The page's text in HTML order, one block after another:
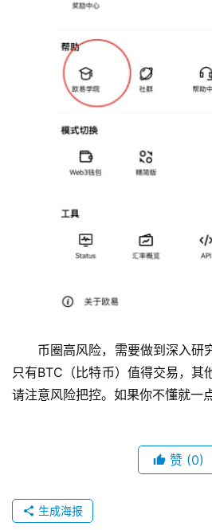
币圈高风险，需要做到深入研
只有BTC（比特币）值得交易，其
请注意风险把控。如果你不懂就一
赞 (0)
生成海报